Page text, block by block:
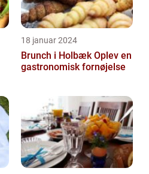
18 januar 2024
Brunch i Holbæk Oplev en
gastronomisk fornøjelse